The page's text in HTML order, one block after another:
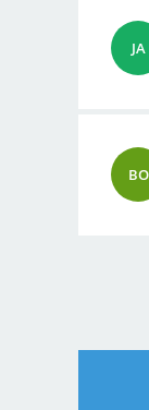
JA
BO